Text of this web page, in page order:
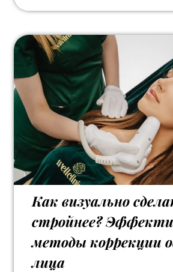
Как визуально
стройнее?
методы коррекции
лица